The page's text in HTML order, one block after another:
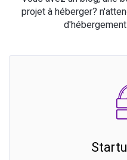
projet à héberger?